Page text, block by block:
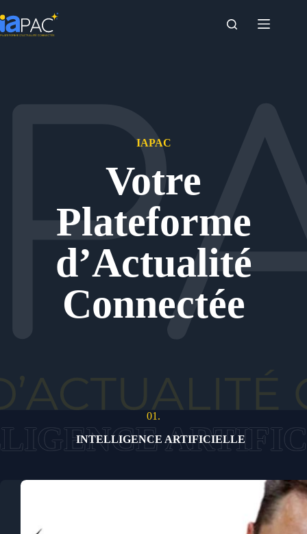
au
contenu
IAPAC
Votre
Plateforme
d’Actualité
Connectée
01.
INTELLIGENCE ARTIFICIELLE